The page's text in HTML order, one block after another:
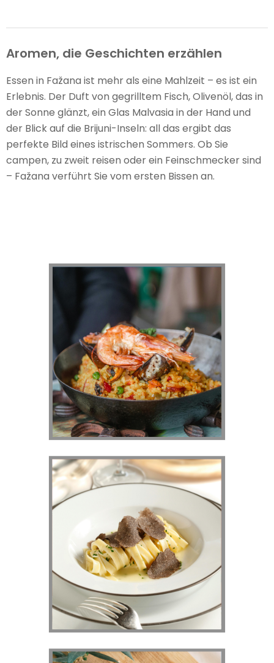
Aromen, die Geschichten erzählen
Essen in Fažana ist mehr als eine Mahlzeit – es ist ein
Erlebnis. Der Duft von gegrilltem Fisch, Olivenöl, das in
der Sonne glänzt, ein Glas Malvasia in der Hand und
der Blick auf die Brijuni-Inseln: all das ergibt das
perfekte Bild eines istrischen Sommers. Ob Sie
campen, zu zweit reisen oder ein Feinschmecker sind
– Fažana verführt Sie vom ersten Bissen an.